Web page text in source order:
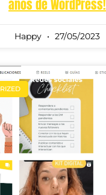
años de WordPress!
Happy 27/05/2023